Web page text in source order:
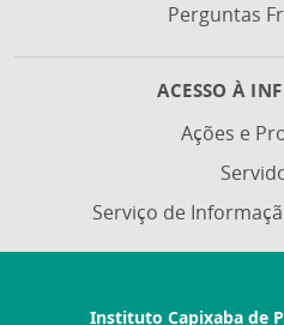
Perguntas
ACESSO À
Ações e
Serviço de
Instituto Capixaba de